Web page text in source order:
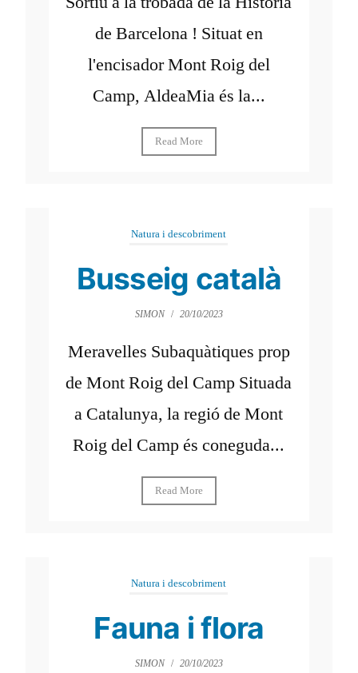
de Barcelona ! Situat en
l'encisador Mont Roig del
Camp, AldeaMia és la...
Read More
Natura i descobriment
Busseig català
SIMON / 20/10/2023
Meravelles Subaquàtiques prop
de Mont Roig del Camp Situada
a Catalunya, la regió de Mont
Roig del Camp és coneguda...
Read More
Natura i descobriment
Fauna i flora
SIMON / 20/10/2023